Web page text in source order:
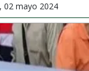
02 mayo 2024